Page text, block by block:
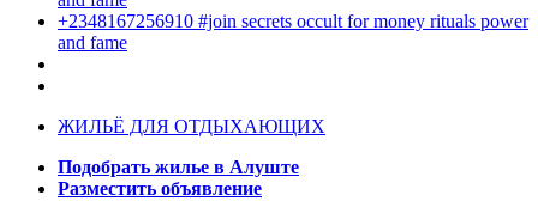
+2348167256910 #join secrets occult for money rituals power
and fame
ЖИЛЬЁ ДЛЯ ОТДЫХАЮЩИХ
Подобрать жилье в Алуште
Разместить объявление